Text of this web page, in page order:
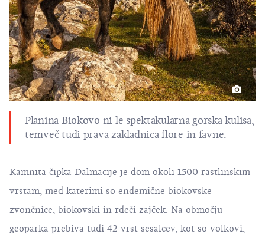
Planina Biokovo ni le spektakularna gorska kulisa,
temveč tudi prava zakladnica flore in favne.
Kamnita čipka Dalmacije je dom okoli 1500 rastlinskim
vrstam, med katerimi so endemične biokovske
zvončnice, biokovski in rdeči zajček. Na območju
geoparka prebiva tudi 42 vrst sesalcev, kot so volkovi,